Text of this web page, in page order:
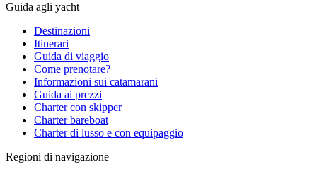
Guida agli yacht
Destinazioni
Itinerari
Guida di viaggio
Come prenotare?
Informazioni sui catamarani
Guida ai prezzi
Charter con skipper
Charter bareboat
Charter di lusso e con equipaggio
Regioni di navigazione